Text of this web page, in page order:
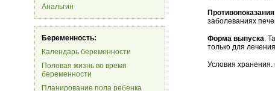
Анальгин
Беременность:
Календарь беременности
Половая жизнь во время
беременности
Планирование пола ребенка
Противопоказания
заболеваниях
Форма выпуска.
только для
Условия хранения.